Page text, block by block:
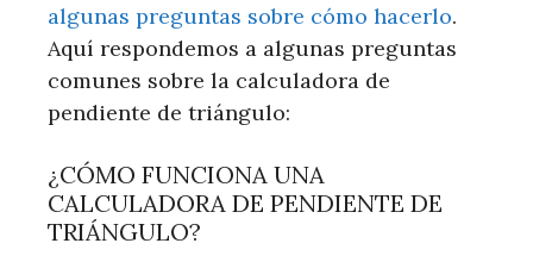
algunas preguntas sobre cómo hacerlo.
Aquí respondemos a algunas preguntas
comunes sobre la calculadora de
pendiente de triángulo:
¿CÓMO FUNCIONA UNA
CALCULADORA DE PENDIENTE DE
TRIÁNGULO?